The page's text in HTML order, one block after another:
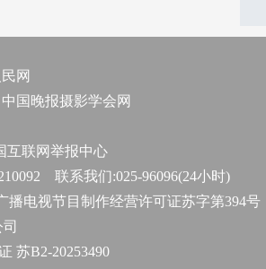
民网
中国晚报摄影学会网
互联网举报中心
联系我们:025-96096(24小时)
播电视节目制作经营许可证苏字第394号
苏B2-20253490